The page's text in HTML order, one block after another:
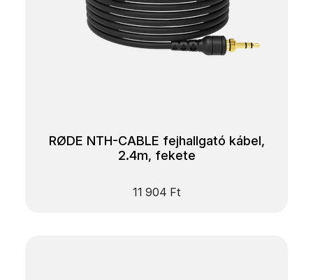
RØDE NTH-CABLE fejhallgató kábel,
2.4m, fekete
11 904 Ft